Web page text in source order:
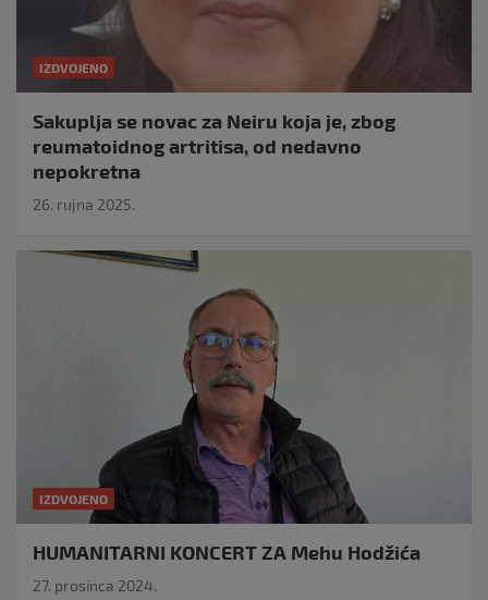
IZDVOJENO
Sakuplja se novac za Neiru koja je, zbog
reumatoidnog artritisa, od nedavno
nepokretna
26. rujna 2025.
IZDVOJENO
HUMANITARNI KONCERT ZA Mehu Hodžića
27. prosinca 2024.